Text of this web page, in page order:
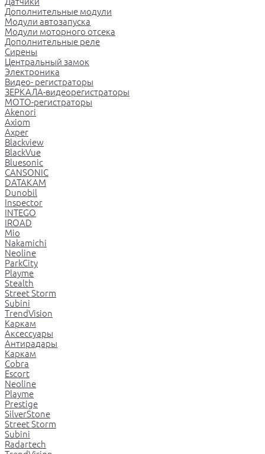
Дополнительные модули
Модули автозапуска
Модули моторного отсека
Дополнительные реле
Сирены
Центральный замок
Электроника
Видео- регистраторы
ЗЕРКАЛА-видеорегистраторы
МОТО-регистраторы
Akenori
Axiom
Axper
Blackview
BlackVue
Bluesonic
CANSONIC
DATAKAM
Dunobil
Inspector
INTEGO
IROAD
Mio
Nakamichi
Neoline
ParkCity
Playme
Stealth
Street Storm
Subini
TrendVision
Каркам
Аксессуары
Антирадары
Каркам
Cobra
Escort
Neoline
Playme
Prestige
SilverStone
Street Storm
Subini
Radartech